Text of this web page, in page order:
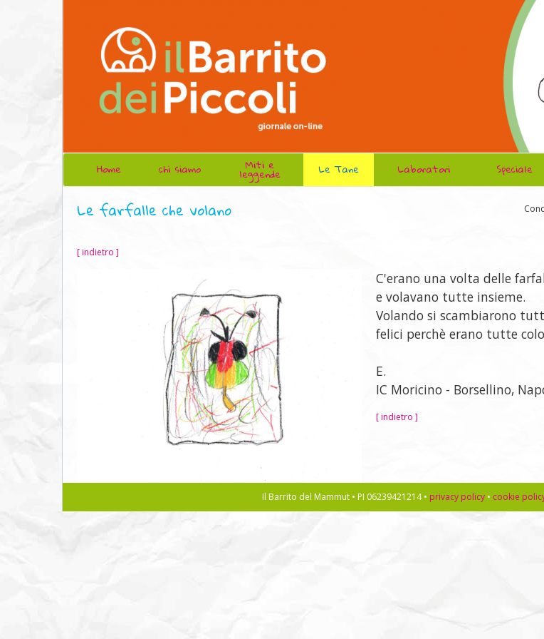
Home chi siamo Miti e
leggende Le Tane Laboratori Speciale
Le farfalle che volano
[ indietro ]
C'erano una volta delle
e volavano tutte insieme.
Volando si scambiarono
felici perchè erano tutte
E.
IC Moricino - Borsellino,
[ indietro ]
Il Barrito del Mammut • PI 06239421214 • privacy policy • cookie